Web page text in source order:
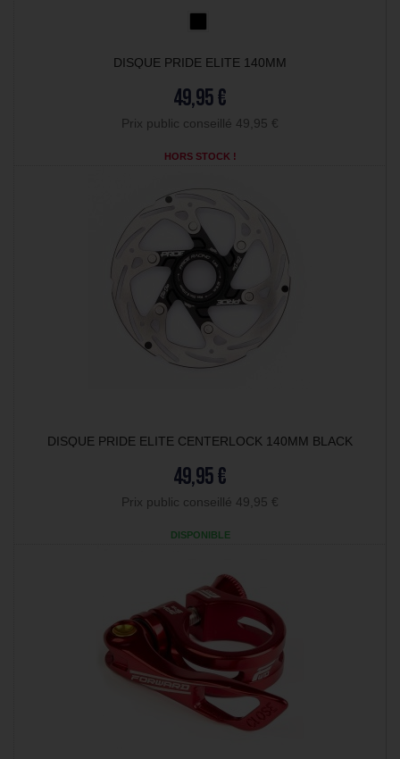
DISQUE PRIDE ELITE 140MM
49,95 €
Prix public conseillé 49,95 €
HORS STOCK !
DISQUE PRIDE ELITE CENTERLOCK 140MM BLACK
49,95 €
Prix public conseillé 49,95 €
DISPONIBLE